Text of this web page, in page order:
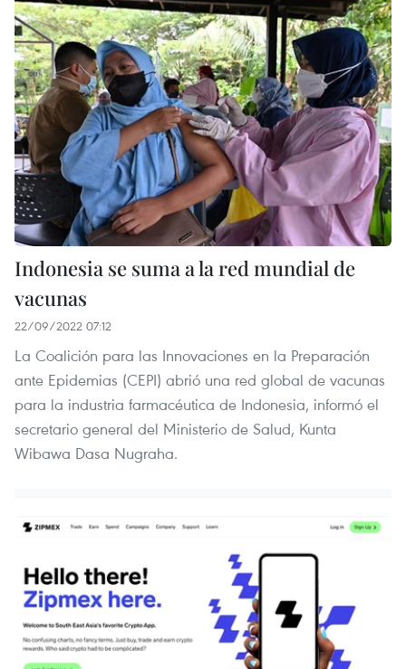
Indonesia se suma a la red mundial de
vacunas
22/09/2022 07:12
La Coalición para las Innovaciones en la Preparación
ante Epidemias (CEPI) abrió una red global de vacunas
para la industria farmacéutica de Indonesia, informó el
secretario general del Ministerio de Salud, Kunta
Wibawa Dasa Nugraha.